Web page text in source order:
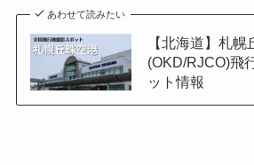
あわせて読みたい
【北海道】札幌
(OKD/RJCO)飛
ット情報